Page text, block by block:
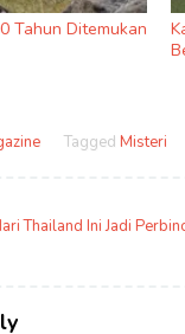
Tahun Ditemukan
Tagged Misteri
Thailand Ini Jadi